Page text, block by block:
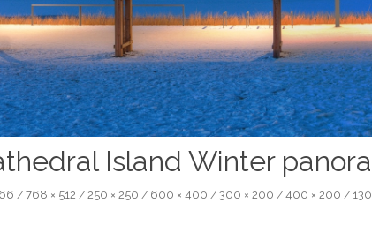
Island Winter
/ 768 × 512 / 250 × 250 / 600 × 400 / 300 × 200 / 400 × 200 /